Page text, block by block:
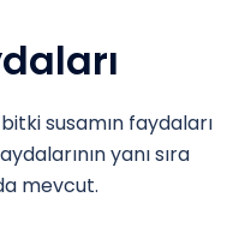
susamın faydaları
yanı sıra
mevcut.